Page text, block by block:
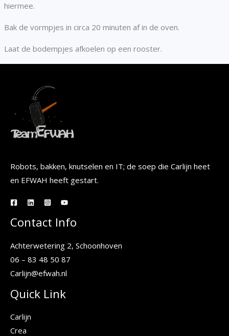
hiermee.
Bak de vormpjes in circa 20 minuten af in de oven.
Laat de bodempjes afkoelen op een rooster.
Robots, bakken, knutselen en IT; de soep die Carlijn heet
en EFWAH heeft gestart.
Contact Info
Achterwetering 2, Schoonhoven
06 – 83 48 50 87
Carlijn@efwah.nl
Quick Link
Carlijn
Crea